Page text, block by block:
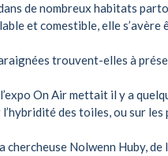
de nombreux habitats
et comestible, elle s’avère
trouvent-elles à
On Airmettait il y a
l’hybridité des toiles, ou sur les
Nolwenn Huby, de